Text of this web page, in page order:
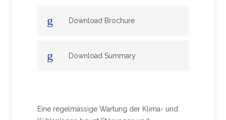
Download Brochure
Download Summary
Eine regelmässige Wartung der Klima- und